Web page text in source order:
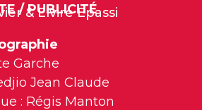
/ PUBLICITÉ
& Elvire Epassi
Garche
Jean Claude
: Régis Manton